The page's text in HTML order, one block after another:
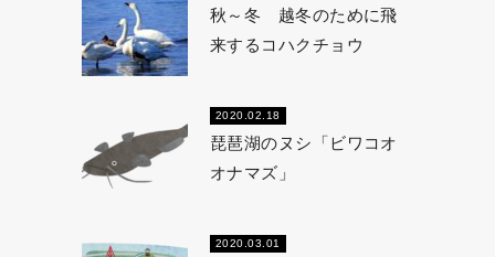
秋～冬 越冬のために飛
来するコハクチョウ
2020.02.18
琵琶湖のヌシ「ビワコオ
オナマズ」
2020.03.01